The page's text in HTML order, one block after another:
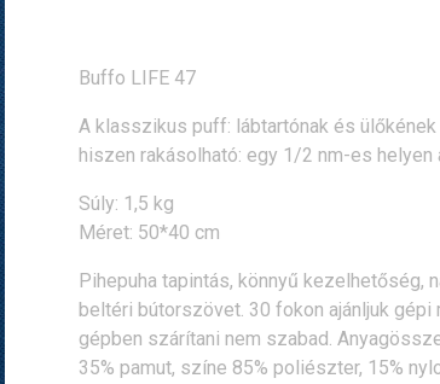
Buffo LIFE 47
A klasszikus puff: lábtartónak és
hiszen rakásolható: egy 1/2 nm-es helyen
Súly: 1,5 kg
Méret: 50*40 cm
Pihepuha tapintás, könnyű kezelhetőség,
beltéri bútorszövet. 30 fokon ajánljuk gépi
gépben szárítani nem szabad.
35% pamut, színe 85% poliészter, 15%